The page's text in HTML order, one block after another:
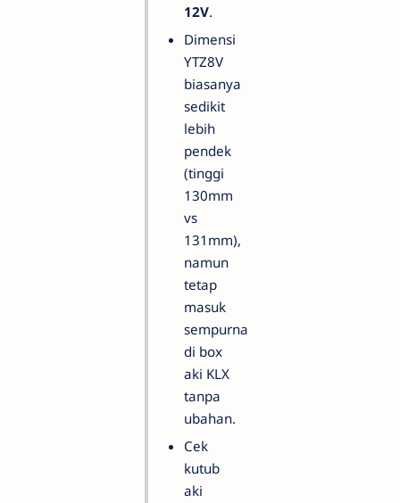
12V.
Dimensi
YTZ8V
biasanya
sedikit
lebih
pendek
(tinggi
130mm
vs
131mm),
namun
tetap
masuk
sempurna
di box
aki KLX
tanpa
ubahan.
Cek
kutub
aki